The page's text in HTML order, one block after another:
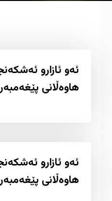
ئەو ئازارو
هاوەڵانی
ئەو ئازارو
هاوەڵانی